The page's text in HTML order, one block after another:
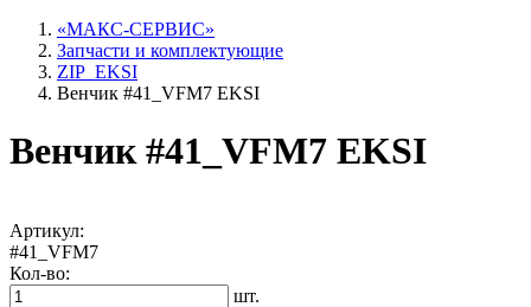
«МАКС-СЕРВИС»
Запчасти и комплектующие
ZIP_EKSI
Венчик #41_VFM7 EKSI
Венчик #41_VFM7 EKSI
Артикул:
#41_VFM7
Кол-во:
шт.